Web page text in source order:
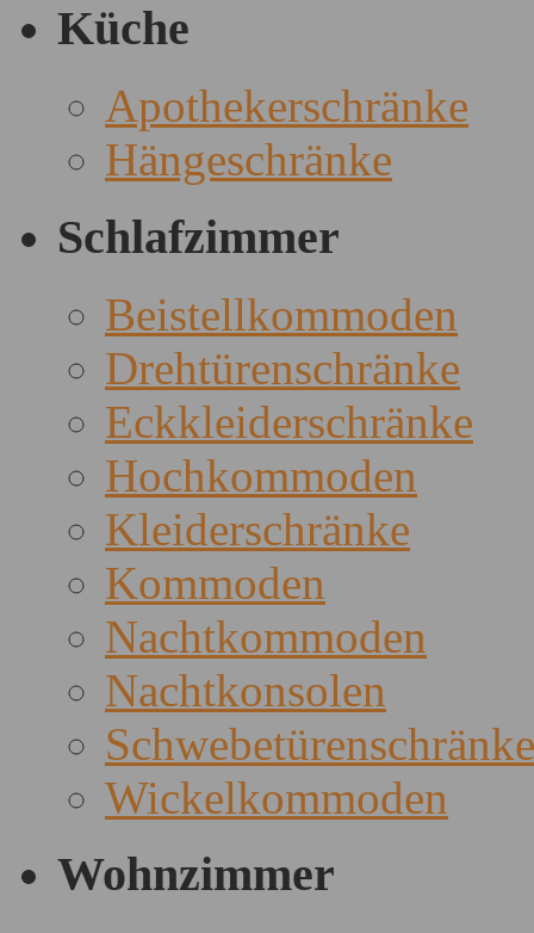
Küche
Apothekerschränke
Hängeschränke
Schlafzimmer
Beistellkommoden
Drehtürenschränke
Eckkleiderschränke
Hochkommoden
Kleiderschränke
Kommoden
Nachtkommoden
Nachtkonsolen
Schwebetürenschränke
Wickelkommoden
Wohnzimmer